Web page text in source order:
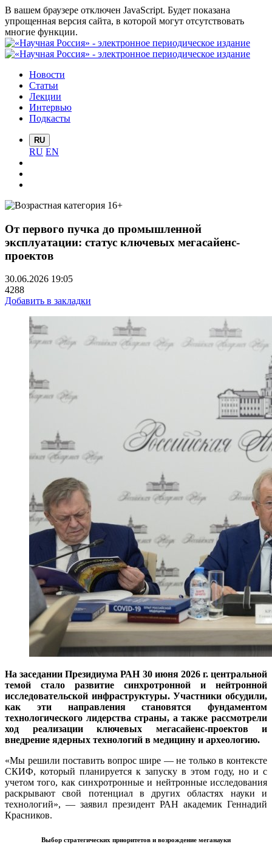
В вашем браузере отключен JavaScript. Будет показана
упрощенная версия сайта, в которой могут отсутствовать
многие функции.
Новости
Статьи
Лекции
Интервью
Подкасты
RU
RU EN
От первого пучка до промышленной
эксплуатации: статус ключевых мегасайенс-
проектов
30.06.2026 19:05
4288
Добавить в закладки
На заседании Президиума РАН 30 июня 2026 г. центральной
темой стало развитие синхротронной и нейтронной
исследовательской инфраструктуры. Участники обсудили,
как эти направления становятся фундаментом
технологического лидерства страны, а также рассмотрели
ход реализации ключевых мегасайенс-проектов и
внедрение ядерных технологий в медицину и археологию.
«Мы решили поставить вопрос шире — не только в контексте
СКИФ, который планируется к запуску в этом году, но и с
учетом того, как синхротронные и нейтронные исследования
раскрывают свой потенциал в других областях науки и
технологий», — заявил президент РАН академик Геннадий
Красников.
Выбор стратегических приоритетов и возрождение меганауки